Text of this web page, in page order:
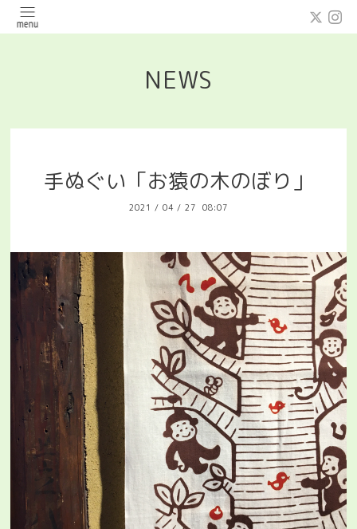
NEWS
手ぬぐい「お猿の木のぼり」
2021 / 04 / 27 08:07